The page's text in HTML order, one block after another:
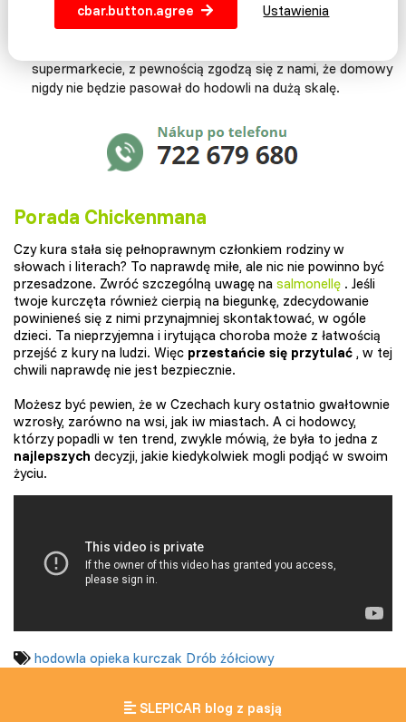
domowe jajkoto jeden ze skarbów, który jest nawykiem
bycia. A ci z was, którzy kiedykolwiek mieli okazję
supermarkecie, z pewnością zgodzą się z nami, że domowy
nigdy nie będzie pasował do hodowli na dużą skalę.
Porada Chickenmana
Czy kura stała się pełnoprawnym członkiem rodziny w
słowach i literach? To naprawdę miłe, ale nic nie powinno być
przesadzone. Zwróć szczególną uwagę na salmonellę . Jeśli
twoje kurczęta również cierpią na biegunkę, zdecydowanie
powinieneś się z nimi przynajmniej skontaktować, w ogóle
dzieci. Ta nieprzyjemna i irytująca choroba może z łatwością
przejść z kury na ludzi. Więc przestańcie się przytulać , w tej
chwili naprawdę nie jest bezpiecznie.
Możesz być pewien, że w Czechach kury ostatnio gwałtownie
wzrosły, zarówno na wsi, jak iw miastach. A ci hodowcy,
którzy popadli w ten trend, zwykle mówią, że była to jedna z
najlepszych decyzji, jakie kiedykolwiek mogli podjąć w swoim
życiu.
hodowla opieka kurczak Drób żółciowy
SLEPICAR blog z pasją
cbar.button.agree Ustawienia